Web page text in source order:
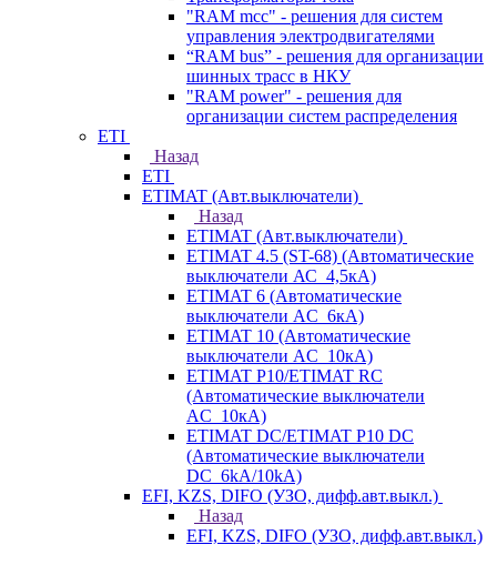
"RAM mcc" - решения для систем
управления электродвигателями
“RAM bus” - решения для организации
шинных трасс в НКУ
"RAM power" - решения для
организации систем распределения
ETI
Назад
ETI
ETIMAT (Авт.выключатели)
Назад
ETIMAT (Авт.выключатели)
ETIMAT 4.5 (ST-68) (Автоматические
выключатели АС_4,5кА)
ETIMAT 6 (Автоматические
выключатели AC_6кА)
ETIMAT 10 (Автоматические
выключатели AC_10кА)
ETIMAT P10/ETIMAT RC
(Автоматические выключатели
AC_10кА)
ETIMAT DC/ETIMAT P10 DC
(Автоматические выключатели
DC_6kA/10kA)
EFI, KZS, DIFO (УЗО, дифф.авт.выкл.)
Назад
EFI, KZS, DIFO (УЗО, дифф.авт.выкл.)